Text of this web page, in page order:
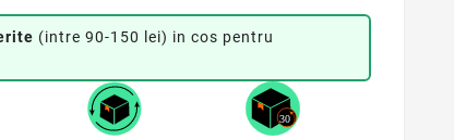
(intre 90-150 lei) in cos pentru